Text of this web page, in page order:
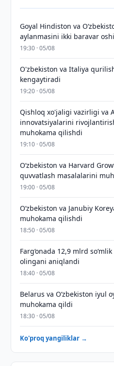
Goyal Hindiston va
aylanmasini ikki baravar
19:30 · 05/08
O'zbekiston va Italiya
kengaytiradi
19:20 · 05/08
Qishloq xo'jaligi vazirligi va
innovatsiyalarini
muhokama qilishdi
19:10 · 05/08
Oʻzbekiston va Harvard
quvvatlash masalalarini
19:00 · 05/08
Oʻzbekiston va Janubiy
muhokama qilishdi
18:50 · 05/08
Farg‘onada 12,9 mlrd
olingani aniqlandi
18:40 · 05/08
Belarus va O‘zbekiston iyul
muhokama qildi
18:30 · 05/08
Ko'proq yangiliklar →